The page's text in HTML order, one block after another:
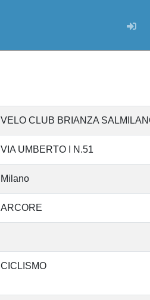
VELO CLUB BRIANZA
VIA UMBERTO I N.51
Milano
ARCORE
CICLISMO